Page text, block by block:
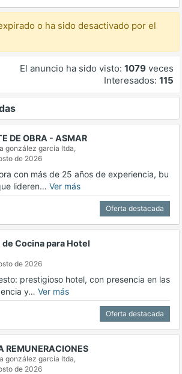
o ha sido desactivado por el
El anuncio ha sido visto: 1079 veces
Interesados: 115
DE OBRA - ASMAR
gonzález garcía ltda,
de 2026
con más de 25 años de experiencia, bu
lideren… Ver más
Oferta destacada
Cocina para Hotel
de 2026
prestigioso hotel, con presencia en las
y… Ver más
Oferta destacada
REMUNERACIONES
gonzález garcía ltda,
de 2026